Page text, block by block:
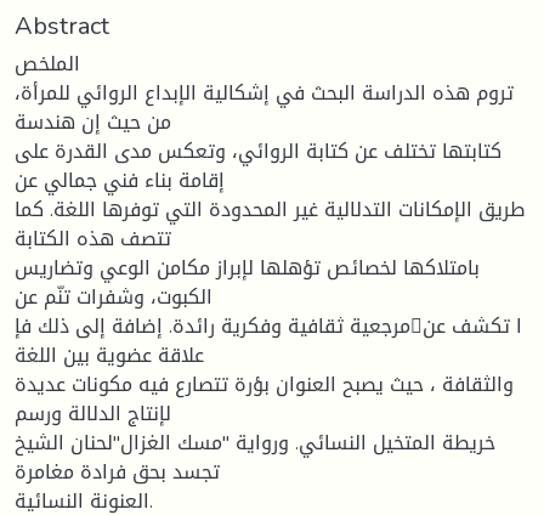
Abstract
الملخص
تروم هذه الدراسة البحث في إشكالية الإبداع الروائي للمرأة،
من حيث إن هندسة
كتابتها تختلف عن كتابة الروائي، وتعكس مدى القدرة على
إقامة بناء فني جمالي عن
طريق الإمكانات التدلالية غير المحدودة التي توفرها اللغة. كما
تتصف هذه الكتابة
بامتلاكها لخصائص تؤهلها لإبراز مكامن الوعي وتضاريس
الكبوت، وشفرات تنّم عن
مرجعية ثقافية وفكرية رائدة. إضافة إلى ذلك فإا تكشف عن
علاقة عضوية بين اللغة
والثقافة ، حيث يصبح العنوان بؤرة تتصارع فيه مكونات عديدة
لإنتاج الدلالة ورسم
خريطة المتخيل النسائي. ورواية "مسك الغزال"لحنان الشيخ
تجسد بحق فرادة مغامرة
العنونة النسائية.